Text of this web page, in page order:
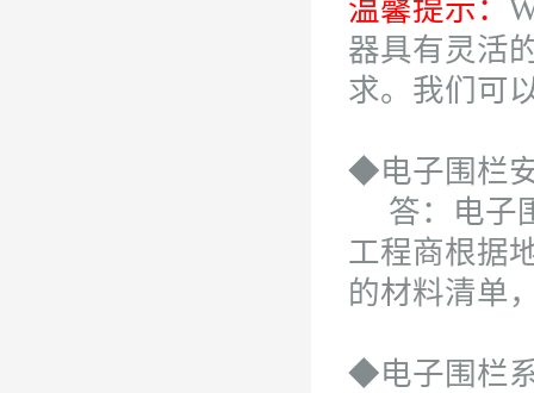
温馨提示：
器具有灵活
求。我们可
◆电子围栏
答：电子
工程商根据
的材料清单
◆电子围栏